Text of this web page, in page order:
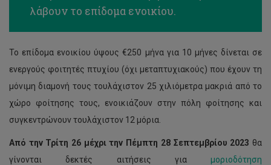
λάβουν το επίδομα ενοικίου.
Το επίδομα ενοικίου ύψους €250 μήνα για 10 μήνες δίνεται σε
ενεργούς φοιτητές πτυχίου (όχι μεταπτυχιακούς) που έχουν τη
μόνιμη διαμονή τους τουλάχιστον 25 χιλιόμετρα μακριά από το
χώρο φοίτησης τους, ενοικιάζουν στην πόλη φοίτησης και
συγκεντρώνουν τουλάχιστον 12 μόρια.
Από την Τρίτη 26 μέχρι την Πέμπτη 28 Σεπτεμβρίου 2023 θα
γίνονται δεκτές αιτήσεις για μοριοδότηση